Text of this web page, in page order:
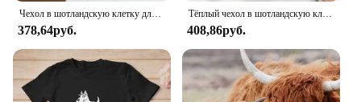
Чехол в шотландскую клетку для Xiaomi Redmi Note 13 11 9 10 12 Pro Plus 9S 10S 11S 12S Redmi 13C 9C 10C 12C
378,64руб.
Тёплый чехол в шотландскую клетку для iPhone 16 15 14 13 12 11 Pro Max XR X XS Max Plus 12 13 Mini
408,86руб.